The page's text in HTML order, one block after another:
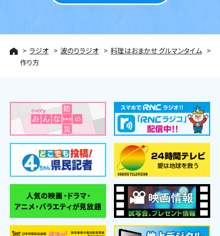
ラジオ 波のりラジオ
料理はおまかせ グルマンタイム
作り方